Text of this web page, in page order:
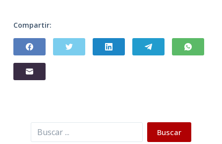
Compartir:
Buscar Buscar